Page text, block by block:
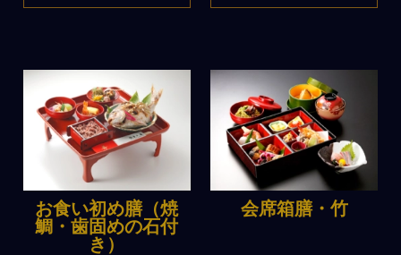
お食い初め膳（焼
鯛・歯固めの石付
き）
会席箱膳・竹